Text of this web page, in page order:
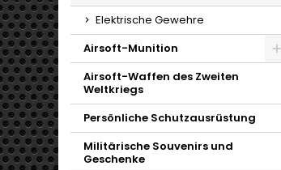
Elektrische Gewehre
Airsoft-Munition
Airsoft-Waffen des Zweiten
Weltkriegs
Persönliche Schutzausrüstung
Militärische Souvenirs und
Geschenke